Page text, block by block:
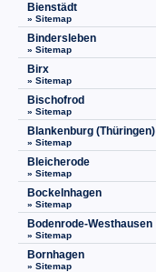
Bienstädt
» Sitemap
Bindersleben
» Sitemap
Birx
» Sitemap
Bischofrod
» Sitemap
Blankenburg (Thüringen)
» Sitemap
Bleicherode
» Sitemap
Bockelnhagen
» Sitemap
Bodenrode-Westhausen
» Sitemap
Bornhagen
» Sitemap